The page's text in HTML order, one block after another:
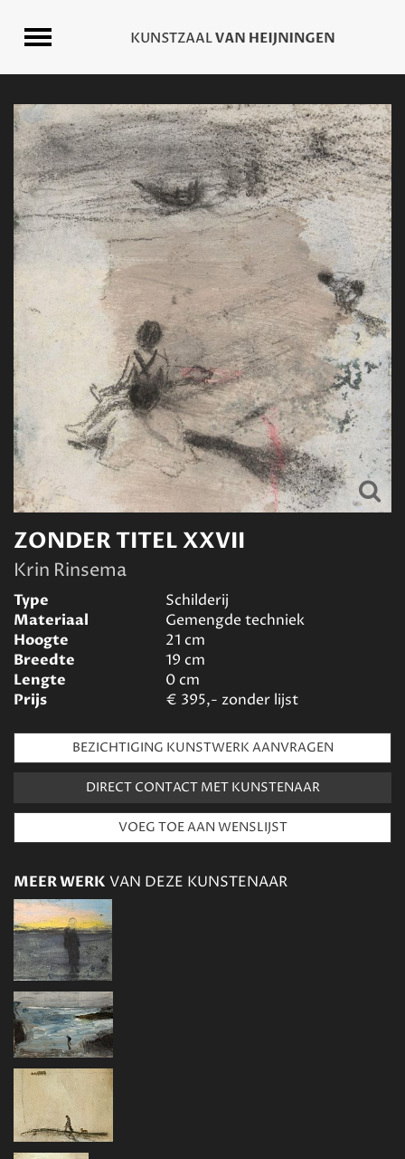
ZONDER TITEL XXVII
Krin Rinsema
Type
Schilderij
Materiaal
Gemengde techniek
Hoogte
21 cm
Breedte
19 cm
Lengte
0cm
Prijs
€ 395,- zonder lijst
BEZICHTIGING KUNSTWERK AANVRAGEN
DIRECT CONTACT MET KUNSTENAAR
MEER WERK VAN DEZE KUNSTENAAR